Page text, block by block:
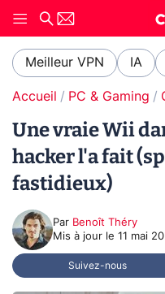
Meilleur VPN IA
Accueil PC & Gaming
Une vraie Wii
hacker l'a fait
fastidieux)
Par Benoît Théry
Mis à jour le 11 mai
Suivez-nous